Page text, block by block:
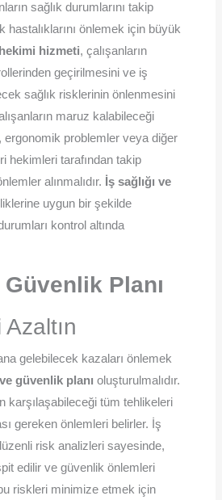
sağlık durumlarını takip
hastalıklarını önlemek için büyük
hizmeti, çalışanların
geçirilmesini ve iş
sağlık risklerinin önlenmesini
maruz kalabileceği
ergonomik problemler veya diğer
hekimleri tarafından takip
alınmalıdır. İş sağlığı ve
uygun bir şekilde
kontrol altında
Güvenlik Planı
gelebilecek kazaları önlemek
güvenlik planı oluşturulmalıdır.
karşılaşabileceği tüm tehlikeleri
gereken önlemleri belirler. İş
risk analizleri sayesinde,
edilir ve güvenlik önlemleri
riskleri minimize etmek için